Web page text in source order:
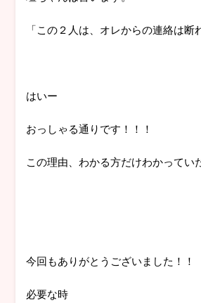
「この２人は、オレからの連絡は断
はいー
おっしゃる通りです！！！
この理由、わかる方だけわかってい
今回もありがとうございました！！
必要な時